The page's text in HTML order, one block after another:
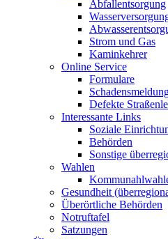
Abfallentsorgung
Strom und Gas
Kaminkehrer
Online Service
Formulare
Defekte
Interessante Links
Soziale
Behörden
Sonstige
Wahlen
Gesundheit
Überörtliche Behörden
Notruftafel
Satzungen